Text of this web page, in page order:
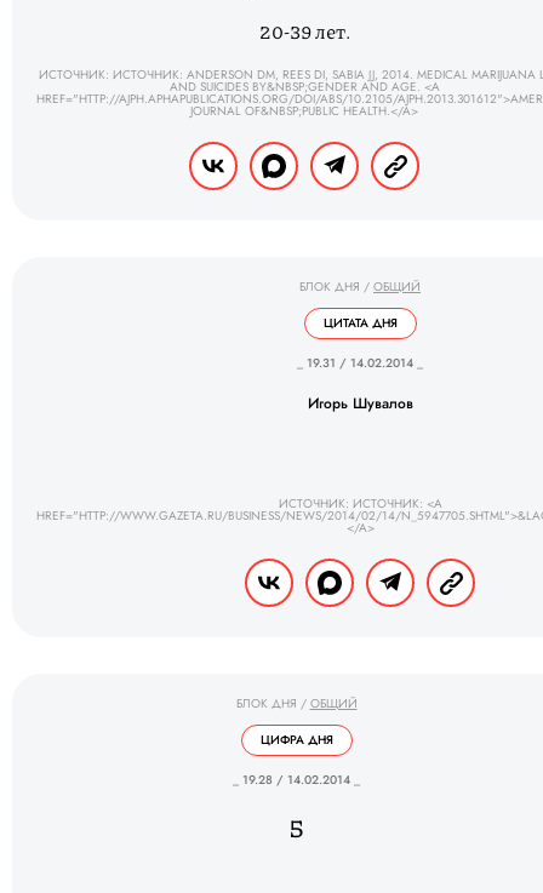
20-39 лет.
ИСТОЧНИК: ИСТОЧНИК: ANDERSON DM, REES DI, SABIA JJ, 2014. MEDICAL MARIJUANA
AND SUICIDES BY&NBSP;GENDER AND AGE. <A
HREF="HTTP://AJPH.APHAPUBLICATIONS.ORG/DOI/ABS/10.2105/
JOURNAL OF&NBSP;PUBLIC HEALTH.</A>
БЛОК ДНЯ / ОБЩИЙ
ЦИТАТА ДНЯ
_ 19.31 / 14.02.2014 _
Игорь Шувалов
ИСТОЧНИК: ИСТОЧНИК: <A
HREF="HTTP://WWW.GAZETA.RU/BUSINESS/NEWS/2014/02/14/
</A>
БЛОК ДНЯ / ОБЩИЙ
ЦИФРА ДНЯ
_ 19.28 / 14.02.2014 _
5